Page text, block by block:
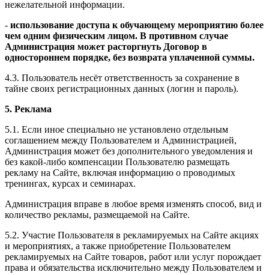
нежелательной информации.
- использование доступа к обучающему мероприятию более
чем одним физическим лицом. В противном случае
Администрация может расторгнуть Договор в
одностороннем порядке, без возврата уплаченной суммы.
4.3. Пользователь несёт ответственность за сохранение в
тайне своих регистрационных данных (логин и пароль).
5. Реклама
5.1. Если иное специально не установлено отдельным
соглашением между Пользователем и Администрацией,
Администрация может без дополнительного уведомления и
без какой-либо компенсации Пользователю размещать
рекламу на Сайте, включая информацию о проводимых
тренингах, курсах и семинарах.
Администрация вправе в любое время изменять способ, вид и
количество рекламы, размещаемой на Сайте.
5.2. Участие Пользователя в рекламируемых на Сайте акциях
и мероприятиях, а также приобретение Пользователем
рекламируемых на Сайте товаров, работ или услуг порождает
права и обязательства исключительно между Пользователем и